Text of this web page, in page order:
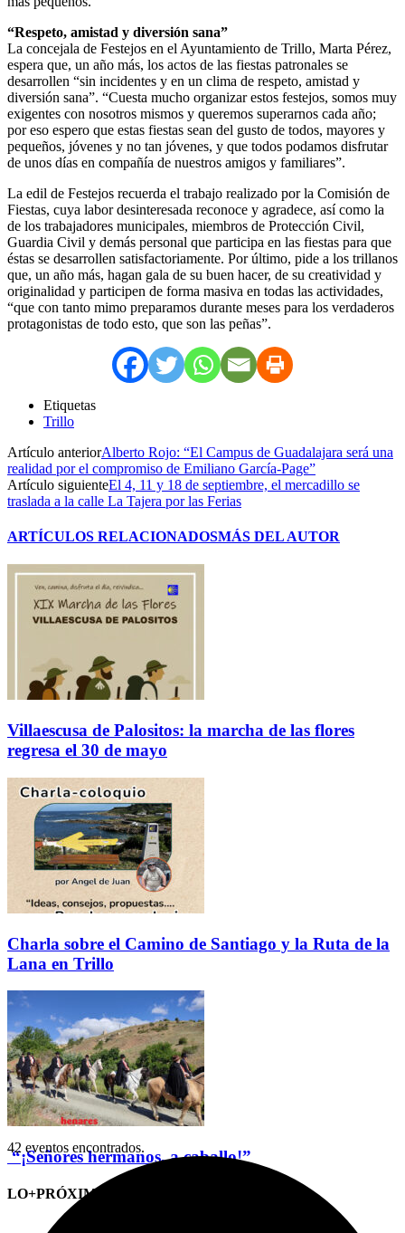
“Respeto, amistad y diversión sana”
La concejala de Festejos en el Ayuntamiento de Trillo, Marta Pérez,
espera que, un año más, los actos de las fiestas patronales se
desarrollen “sin incidentes y en un clima de respeto, amistad y
diversión sana”. “Cuesta mucho organizar estos festejos, somos muy
exigentes con nosotros mismos y queremos superarnos cada año;
por eso espero que estas fiestas sean del gusto de todos, mayores y
pequeños, jóvenes y no tan jóvenes, y que todos podamos disfrutar
de unos días en compañía de nuestros amigos y familiares”.
La edil de Festejos recuerda el trabajo realizado por la Comisión de
Fiestas, cuya labor desinteresada reconoce y agradece, así como la
de los trabajadores municipales, miembros de Protección Civil,
Guardia Civil y demás personal que participa en las fiestas para que
éstas se desarrollen satisfactoriamente. Por último, pide a los trillanos
que, un año más, hagan gala de su buen hacer, de su creatividad y
originalidad y participen de forma masiva en todas las actividades,
“que con tanto mimo preparamos durante meses para los verdaderos
protagonistas de todo esto, que son las peñas”.
Etiquetas
Trillo
Artículo anteriorAlberto Rojo: “El Campus de Guadalajara será una
realidad por el compromiso de Emiliano García-Page”
Artículo siguienteEl 4, 11 y 18 de septiembre, el mercadillo se
traslada a la calle La Tajera por las Ferias
ARTÍCULOS RELACIONADOSMÁS DEL AUTOR
Villaescusa de Palositos: la marcha de las flores
regresa el 30 de mayo
Charla sobre el Camino de Santiago y la Ruta de la
Lana en Trillo
“¡Señores hermanos, a caballo!”
LO+PRÓXIMO (CITAS)
42 eventos encontrados.